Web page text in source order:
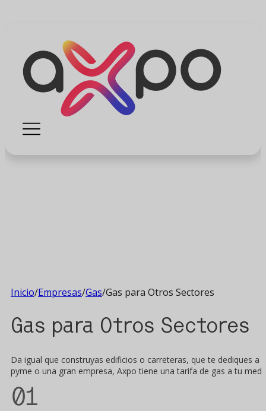
Inicio/Empresas/Gas/Gas para Otros Sectores
Gas para Otros Sectores
Da igual que construyas edificios o carreteras, que te dediques
pyme o una gran empresa, Axpo tiene una tarifa de gas a tu
01